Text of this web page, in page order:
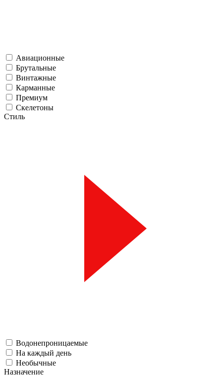
Авиационные
Брутальные
Винтажные
Карманные
Премиум
Скелетоны
Стиль
Водонепроницаемые
На каждый день
Необычные
Назначение